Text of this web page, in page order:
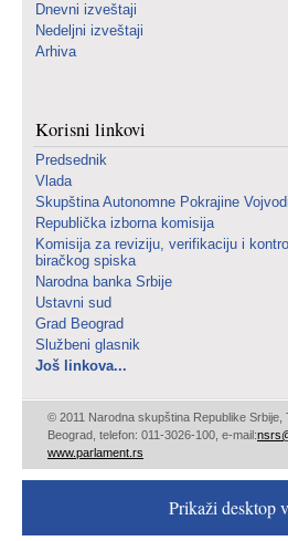
Dnevni izveštaji
Nedeljni izveštaji
Arhiva
Korisni linkovi
Predsednik
Vlada
Skupština Autonomne Pokrajine
Republička izborna komisija
Komisija za reviziju, verifikaciju i
biračkog spiska
Narodna banka Srbije
Ustavni sud
Grad Beograd
Službeni glasnik
Još linkova...
© 2011 Narodna skupština Republike Srbije,
Beograd, telefon: 011-3026-100, e-mail:
www.parlament.rs
Prikaži desktop